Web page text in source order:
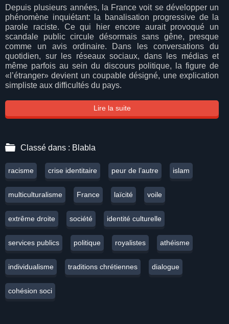
Depuis plusieurs années, la France voit se développer un
phénomène inquiétant: la banalisation progressive de la
parole raciste. Ce qui hier encore aurait provoqué un
scandale public circule désormais sans gêne, presque
comme un avis ordinaire. Dans les conversations du
quotidien, sur les réseaux sociaux, dans les médias et
même parfois au sein du discours politique, la figure de
«l’étranger» devient un coupable désigné, une explication
simpliste aux difficultés du pays.
Lire la suite
Classé dans : Blabla
racisme crise identitaire peur de l’autre islam
multiculturalisme France laïcité voile
extrême droite société identité culturelle
services publics politique royalistes athéisme
individualisme traditions chrétiennes dialogue
cohésion soci